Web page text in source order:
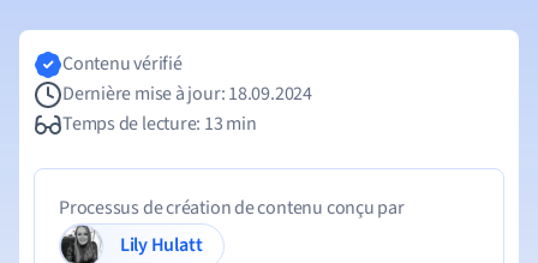
Contenu vérifié
Dernière mise à jour: 18.09.2024
Temps de lecture: 13 min
Processus de création de contenu conçu par
Lily Hulatt